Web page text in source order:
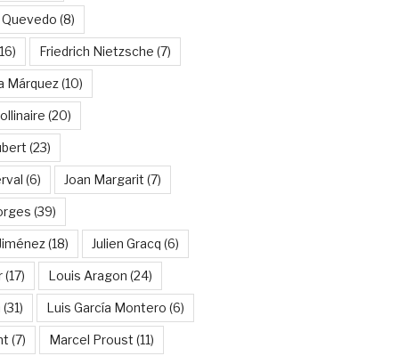
(8)
Friedrich Nietzsche (7)
Márquez(10)
(20)
(23)
(6) Joan Margarit (7)
(39)
(18) Julien Gracq (6)
(17) Louis Aragon (24)
(31) Luis García Montero (6)
(7) Marcel Proust (11)